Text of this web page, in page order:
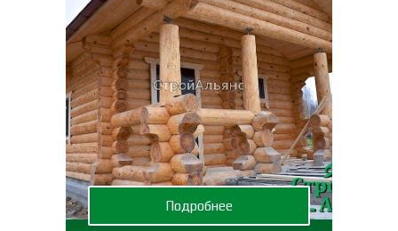
Подробнее